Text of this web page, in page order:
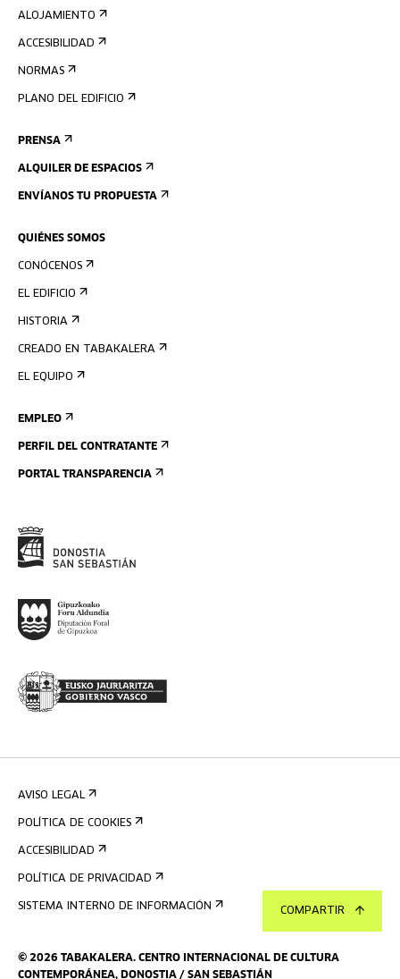
COMPARTIR
ALOJAMIENTO
ACCESIBILIDAD
NORMAS
PLANO DEL EDIFICIO
PRENSA
ALQUILER DE ESPACIOS
ENVÍANOS TU PROPUESTA
QUIÉNES SOMOS
CONÓCENOS
EL EDIFICIO
HISTORIA
CREADO EN TABAKALERA
EL EQUIPO
EMPLEO
PERFIL DEL CONTRATANTE
PORTAL TRANSPARENCIA
© 2026 TABAKALERA. CENTRO INTERNACIONAL DE CULTURA
CONTEMPORÁNEA, DONOSTIA / SAN SEBASTIÁN
AVISO LEGAL
POLÍTICA DE COOKIES
ACCESIBILIDAD
POLÍTICA DE PRIVACIDAD
SISTEMA INTERNO DE INFORMACIÓN